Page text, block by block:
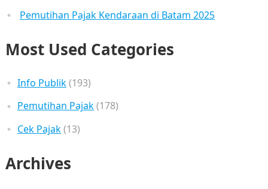
Pemutihan Pajak Kendaraan di Batam 2025
Most Used Categories
Info Publik(193)
Pemutihan Pajak(178)
Cek Pajak(13)
Archives